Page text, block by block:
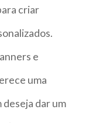
criar
e
uma
dar um